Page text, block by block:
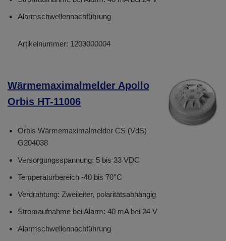
Alarmschwellennachführung
Artikelnummer: 1203000004
Wärmemaximalmelder Apollo
Orbis HT-11006
Orbis Wärmemaximalmelder CS (VdS)
G204038
Versorgungsspannung: 5 bis 33 VDC
Temperaturbereich -40 bis 70°C
Verdrahtung: Zweileiter, polaritätsabhängig
Stromaufnahme bei Alarm: 40 mA bei 24 V
Alarmschwellennachführung